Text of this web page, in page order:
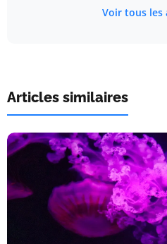
Voir tous les
Articles similaires